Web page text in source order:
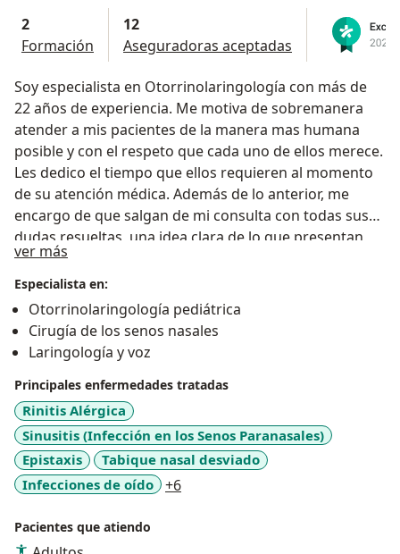
2
Formación
12
Aseguradoras aceptadas
Soy especialista en Otorrinolaringología con más de
22 años de experiencia. Me motiva de sobremanera
atender a mis pacientes de la manera mas humana
posible y con el respeto que cada uno de ellos merece.
Les dedico el tiempo que ellos requieren al momento
de su atención médica. Además de lo anterior, me
encargo de que salgan de mi consulta con todas sus
dudas resueltas, una idea clara de lo que presentan,
todas las recomendaciones y el tratamiento que
deben seguir de una manera clara. Disfruto mi trabajo
y me esmero por transmitir a mis pacientes este
sentimiento lo cual les genera confianza en mi trabajo,
que se traduce en una buena relación médico-
paciente.
ver más
Especialista en:
Otorrinolaringología pediátrica
Cirugía de los senos nasales
Laringología y voz
Principales enfermedades tratadas
Rinitis Alérgica
Sinusitis (Infección en los Senos Paranasales)
Epistaxis
Tabique nasal desviado
Infecciones de oído
+6a11y_sr_more_diseases
Pacientes que atiendo